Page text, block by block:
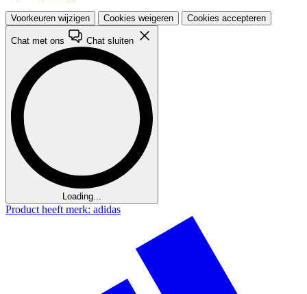
Voorkeuren wijzigen Cookies weigeren Cookies accepteren
Chat met ons Chat sluiten
Loading...
Product heeft merk: adidas